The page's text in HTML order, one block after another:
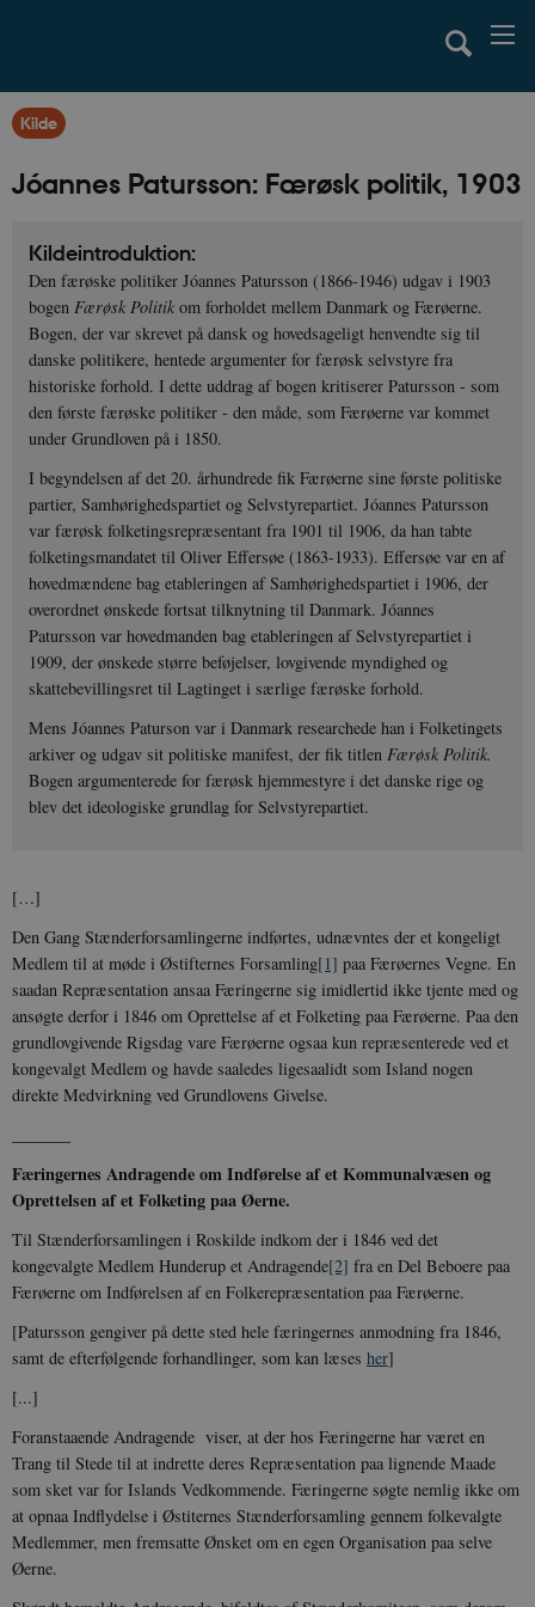
Kilde
Jóannes Patursson: Færøsk politik, 1903
Kildeintroduktion:
Den færøske politiker Jóannes Patursson (1866-1946) udgav i 1903
bogenFærøsk Politik om forholdet mellem Danmark og Færøerne.
Bogen, der var skrevet på dansk og hovedsageligt henvendte sig til
danske politikere, hentede argumenter for færøsk selvstyre fra
historiske forhold. I dette uddrag af bogen kritiserer Patursson - som
den første færøske politiker - den måde, som Færøerne var kommet
under Grundloven på i 1850.
I begyndelsen af det 20. århundrede fik Færøerne sine første politiske
partier, Samhørighedspartiet og Selvstyrepartiet. Jóannes Patursson
var færøsk folketingsrepræsentant fra 1901 til 1906, da han tabte
folketingsmandatet til Oliver Effersøe (1863-1933). Effersøe var en af
hovedmændene bag etableringen af Samhørighedspartiet i 1906, der
overordnet ønskede fortsat tilknytning til Danmark. Jóannes
Patursson var hovedmanden bag etableringen af Selvstyrepartiet i
1909, der ønskede større beføjelser, lovgivende myndighed og
skattebevillingsret til Lagtinget i særlige færøske forhold.
Mens Jóannes Paturson var i Danmark researchede han i Folketingets
arkiver og udgav sit politiske manifest, der fik titlenFærøsk Politik.
Bogen argumenterede for færøsk hjemmestyre i det danske rige og
blev det ideologiske grundlag for Selvstyrepartiet.
[…]
Den Gang Stænderforsamlingerne indførtes, udnævntes der et kongeligt
Medlem til at møde i Østifternes Forsamling[1] paa Færøernes Vegne. En
saadan Repræsentation ansaa Færingerne sig imidlertid ikke tjente med og
ansøgte derfor i 1846 om Oprettelse af et Folketing paa Færøerne. Paa den
grundlovgivende Rigsdag vare Færøerne ogsaa kun repræsenterede ved et
kongevalgt Medlem og havde saaledes ligesaalidt som Island nogen
direkte Medvirkning ved Grundlovens Givelse.
Færingernes Andragende om Indførelse af et Kommunalvæsen og
Oprettelsen af et Folketing paa Øerne.
Til Stænderforsamlingen i Roskilde indkom der i 1846 ved det
kongevalgte Medlem Hunderup et Andragende[2] fra en Del Beboere paa
Færøerne om Indførelsen af en Folkerepræsentation paa Færøerne.
[Patursson gengiver på dette sted hele færingernes anmodning fra 1846,
samt de efterfølgende forhandlinger, som kan læses her]
[...]
Foranstaaende Andragende viser, at der hos Færingerne har været en
Trang til Stede til at indrette deres Repræsentation paa lignende Maade
som sket var for Islands Vedkommende. Færingerne søgte nemlig ikke om
at opnaa Indflydelse i Østiternes Stænderforsamling gennem folkevalgte
Medlemmer, men fremsatte Ønsket om en egen Organisation paa selve
Øerne.